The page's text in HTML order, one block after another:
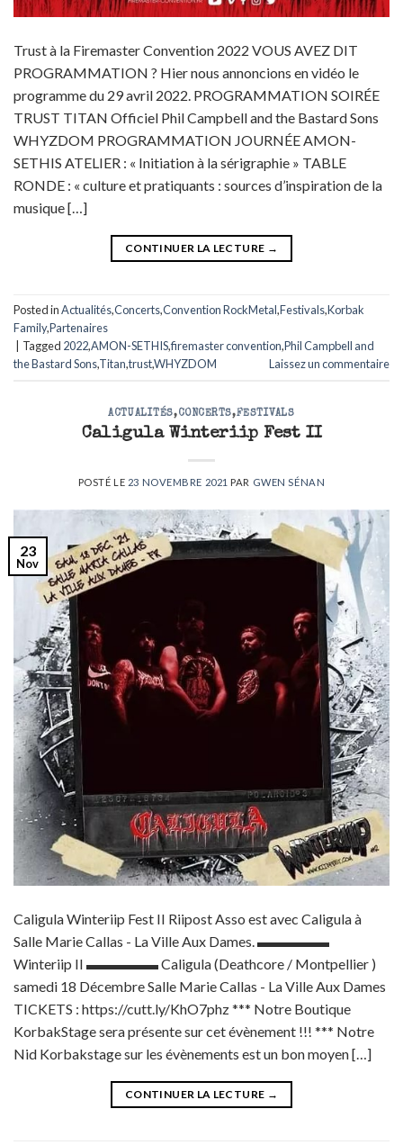
Trust à la Firemaster Convention 2022 VOUS AVEZ DIT
PROGRAMMATION ? Hier nous annoncions en vidéo le
programme du 29 avril 2022. PROGRAMMATION SOIRÉE
TRUST TITAN Officiel Phil Campbell and the Bastard Sons
WHYZDOM PROGRAMMATION JOURNÉE AMON-
SETHIS ATELIER : « Initiation à la sérigraphie » TABLE
RONDE : « culture et pratiquants : sources d’inspiration de la
musique […]
CONTINUER LA LECTURE →
Posted inActualités,Concerts,Convention RockMetal,Festivals,Korbak
Family,Partenaires
Tagged 2022,AMON-SETHIS,firemaster convention,Phil Campbell and
the Bastard Sons,Titan,trust,WHYZDOM Laissez un commentaire
ACTUALITÉS,CONCERTS,FESTIVALS
Caligula Winteriip Fest II
POSTÉ LE 23 NOVEMBRE 2021 PAR GWEN SÉNAN
23
Nov
Caligula Winteriip Fest II Riipost Asso est avec Caligula à
Salle Marie Callas - La Ville Aux Dames. ▬▬▬▬▬
Winteriip II ▬▬▬▬▬ Caligula (Deathcore / Montpellier )
samedi 18 Décembre Salle Marie Callas - La Ville Aux Dames
TICKETS : https://cutt.ly/KhO7phz *** Notre Boutique
KorbakStage sera présente sur cet évènement !!! *** Notre
Nid Korbakstage sur les évènements est un bon moyen […]
CONTINUER LA LECTURE →